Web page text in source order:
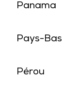
Panama
Pays-Bas
Pérou